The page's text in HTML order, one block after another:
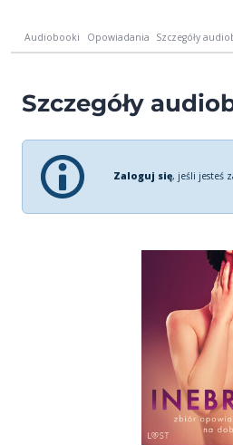
Audiobooki Opowiadania Szczegóły
Szczegóły
Zaloguj się, jeśli jesteś